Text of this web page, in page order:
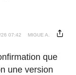
07:42 MIGUE A.
que
une version